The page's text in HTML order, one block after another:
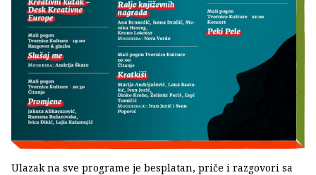
Ulazak na sve programe je besplatan, priče i razgovori sa